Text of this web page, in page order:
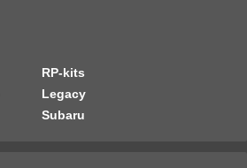
RP-kits
Legacy
Subaru